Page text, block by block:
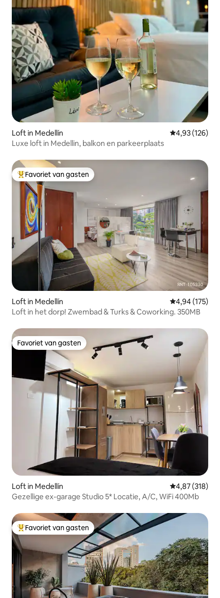
Loft in Medellín Gemiddelde
4,93 (126)
Luxe loft in Medellin, balkon en parkeerplaats
Topfavoriet van gasten
Favoriet van gasten
Loft in Medellín Gemiddelde
4,94 (175)
Loft in het dorp! Zwembad & Turks & Coworking. 350MB
Favoriet van gasten
Favoriet van gasten
Loft in Medellín Gemiddelde
4,87 (318)
Gezellige ex-garage Studio 5* Locatie, A/C, WiFi 400Mb
Topfavoriet van gasten
Favoriet van gasten